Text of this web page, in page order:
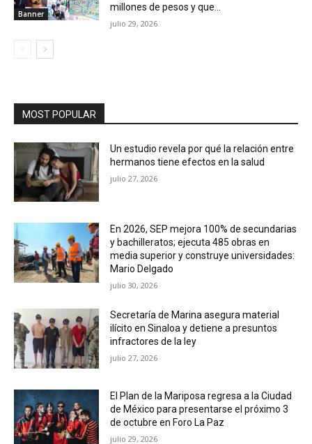
Banner
millones de pesos y que...
julio 29, 2026
MOST POPULAR
Un estudio revela por qué la relación entre
hermanos tiene efectos en la salud
julio 27, 2026
En 2026, SEP mejora 100% de secundarias
y bachilleratos; ejecuta 485 obras en
media superior y construye universidades:
Mario Delgado
julio 30, 2026
Secretaría de Marina asegura material
ilícito en Sinaloa y detiene a presuntos
infractores de la ley
julio 27, 2026
El Plan de la Mariposa regresa a la Ciudad
de México para presentarse el próximo 3
de octubre en Foro La Paz
julio 29, 2026